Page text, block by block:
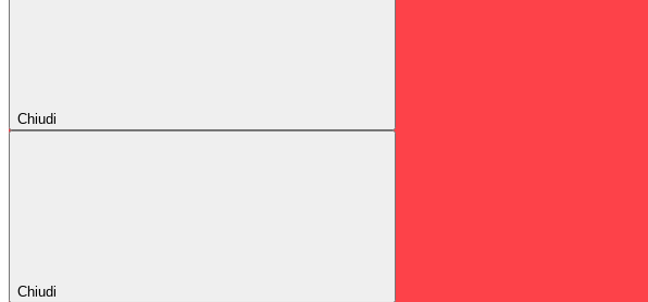
Chiudi
Chiudi